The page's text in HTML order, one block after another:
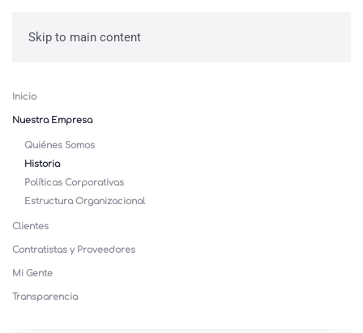
Skip to main content
Inicio
Nuestra Empresa
Quiénes Somos
Historia
Políticas Corporativas
Estructura Organizacional
Clientes
Contratistas y Proveedores
Mi Gente
Transparencia